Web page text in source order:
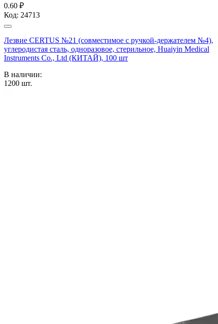
0.60 ₽
Код: 24713
Лезвие CERTUS №21 (совместимое с ручкой-держателем №4),
углеродистая сталь, одноразовое, стерильное, Huaiyin Medical
Instruments Co., Ltd (КИТАЙ), 100 шт
В наличии:
1200 шт.